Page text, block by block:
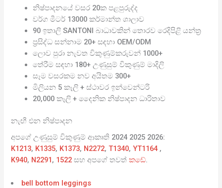
නිෂ්පාදනයේ වසර 20ක පළපුරුද්ද
වර්ග මීටර් 13000 කර්මාන්ත ශාලාව
90 ඉතාලි SANTONI බාධාවකින් තොරව රෙදිපිළි යන්ත්‍ර
ප්‍රසිද්ධ සන්නාම 20+ සඳහා OEM/ODM
ලොව පුරා නැවත විකුණුම්කරුවන් 1000+
තේරීම සඳහා 180+ උණුසුම් විකුණුම් මාදිලි
සෑම වසරකම නව අයිතම 300+
මිලියන 5 කෑලි + ස්ථාවර ඉන්වෙන්ටරි
20,000 කෑලි + දෛනික නිෂ්පාදන ධාරිතාව
නැඟී එන නිෂ්පාදන
අපගේ උණුසුම් විකුණුම් ආකෘති 2024 2025 2026:
K1213, K1335, K1373, N2272,T1340,YT1164 ,
K940, N2291 , 1522සහ අපගේ තවත්කඩේ.
bell bottom leggings